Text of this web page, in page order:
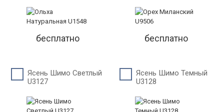
бесплатно бесплатно
Ясень Шимо Светлый
U3127
Ясень Шимо Темный
U3128